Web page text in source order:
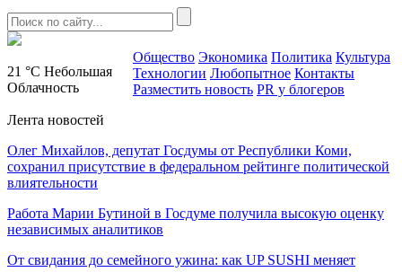
21 °C Небольшая
Облачность
Общество Экономика Политика Культура
Технологии Любопытное Контакты
Разместить новость PR у блогеров
Лента новостей
Олег Михайлов, депутат Госдумы от Республики Коми,
сохранил присутствие в федеральном рейтинге политической
влиятельности
Работа Марии Бутиной в Госдуме получила высокую оценку
независимых аналитиков
От свидания до семейного ужина: как UP SUSHI меняет